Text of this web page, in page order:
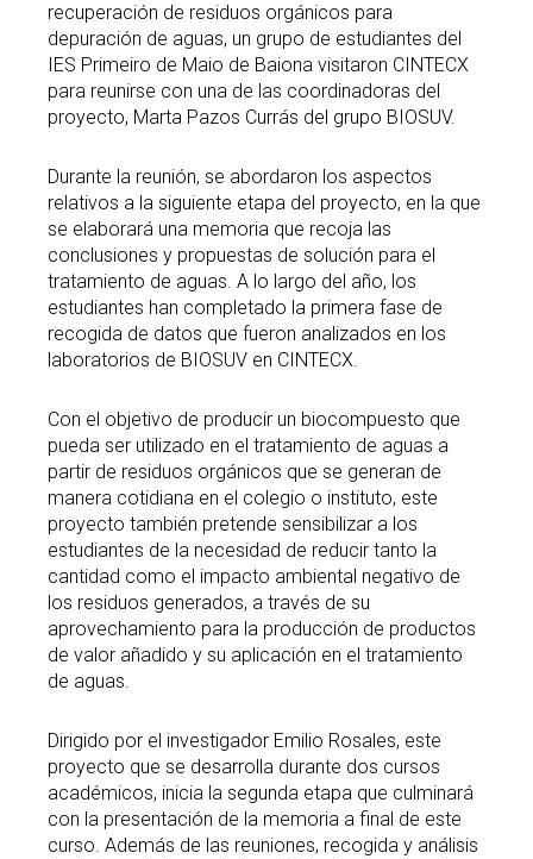
recuperación de residuos orgánicos para
depuración de aguas, un grupo de estudiantes del
IES Primeiro de Maio de Baiona visitaron CINTECX
para reunirse con una de las coordinadoras del
proyecto, Marta Pazos Currás del grupo BIOSUV.
Durante la reunión, se abordaron los aspectos
relativos a la siguiente etapa del proyecto, en la que
se elaborará una memoria que recoja las
conclusiones y propuestas de solución para el
tratamiento de aguas. A lo largo del año, los
estudiantes han completado la primera fase de
recogida de datos que fueron analizados en los
laboratorios de BIOSUV en CINTECX.
Con el objetivo de producir un biocompuesto que
pueda ser utilizado en el tratamiento de aguas a
partir de residuos orgánicos que se generan de
manera cotidiana en el colegio o instituto, este
proyecto también pretende sensibilizar a los
estudiantes de la necesidad de reducir tanto la
cantidad como el impacto ambiental negativo de
los residuos generados, a través de su
aprovechamiento para la producción de productos
de valor añadido y su aplicación en el tratamiento
de aguas.
Dirigido por el investigador Emilio Rosales, este
proyecto que se desarrolla durante dos cursos
académicos, inicia la segunda etapa que culminará
con la presentación de la memoria a final de este
curso. Además de las reuniones, recogida y análisis